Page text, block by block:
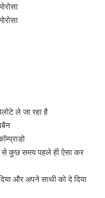
ले जा रहा है
से कुछ समय पहले ही ऐसा कर
और अपने साथी को दे दिया